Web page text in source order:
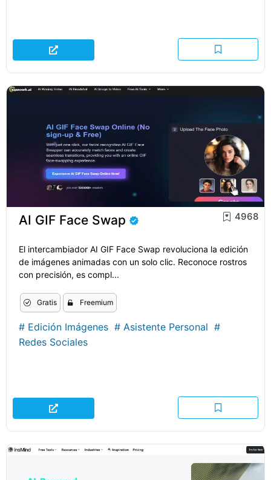
AI GIF Face Swap 4968
El intercambiador AI GIF Face Swap revoluciona la edición
de imágenes animadas con un solo clic. Reconoce rostros
con precisión, es compl...
Gratis Freemium
# Edición Imágenes # Asistente Personal #
Redes Sociales